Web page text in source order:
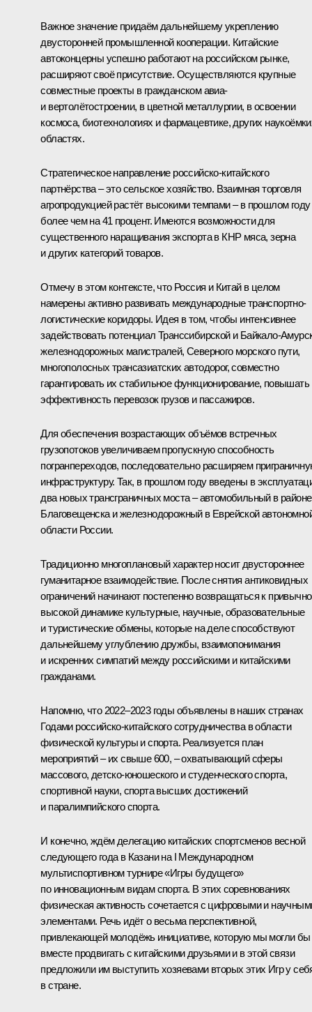
Важное значение придаём дальнейшему укреплению
двусторонней промышленной кооперации. Китайские
автоконцерны успешно работают на российском рынке,
расширяют своё присутствие. Осуществляются крупные
совместные проекты в гражданском авиа-
и вертолётостроении, в цветной металлургии, в освоении
космоса, биотехнологиях и фармацевтике, других
областях.
Стратегическое направление российско-китайского
партнёрства – это сельское хозяйство. Взаимная торговля
агропродукцией растёт высокими темпами – в прошлом году
более чем на 41 процент. Имеются возможности для
существенного наращивания экспорта в КНР мяса, зерна
и других категорий товаров.
Отмечу в этом контексте, что Россия и Китай в целом
намерены активно развивать международные транспортно-
логистические коридоры. Идея в том, чтобы интенсивнее
задействовать потенциал Транссибирской и Байкало-
железнодорожных магистралей, Северного морского пути,
многополосных трансазиатских автодорог, совместно
гарантировать их стабильное функционирование, повышать
эффективность перевозок грузов и пассажиров.
Для обеспечения возрастающих объёмов встречных
грузопотоков увеличиваем пропускную способность
погранпереходов, последовательно расширяем
инфраструктуру. Так, в прошлом году введены в
два новых трансграничных моста – автомобильный в районе
Благовещенска и железнодорожный в Еврейской
области России.
Традиционно многоплановый характер носит двустороннее
гуманитарное взаимодействие. После снятия антиковидных
ограничений начинают постепенно возвращаться к
высокой динамике культурные, научные, образовательные
и туристические обмены, которые на деле способствуют
дальнейшему углублению дружбы, взаимопонимания
и искренних симпатий между российскими и китайскими
гражданами.
Напомню, что 2022–2023 годы объявлены в наших странах
Годами российско-китайского сотрудничества в области
физической культуры и спорта. Реализуется план
мероприятий – их свыше 600, – охватывающий сферы
массового, детско-юношеского и студенческого спорта,
спортивной науки, спорта высших достижений
и паралимпийского спорта.
И конечно, ждём делегацию китайских спортсменов весной
следующего года в Казани на I Международном
мультиспортивном турнире «Игры будущего»
по инновационным видам спорта. В этих соревнованиях
физическая активность сочетается с цифровыми и
элементами. Речь идёт о весьма перспективной,
привлекающей молодёжь инициативе, которую мы могли бы
вместе продвигать с китайскими друзьями и в этой связи
предложили им выступить хозяевами вторых этих Игр у
в стране.